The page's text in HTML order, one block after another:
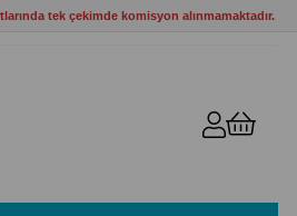
tek çekimde komisyon alınmamaktadır.